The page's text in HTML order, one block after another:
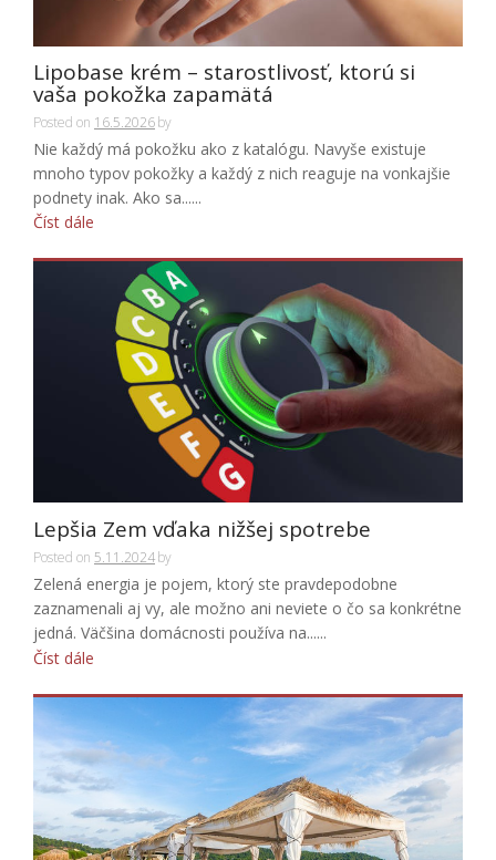
Lipobase krém – starostlivosť, ktorú si
vaša pokožka zapamätá
Posted on 16.5.2026by
Nie každý má pokožku ako z katalógu. Navyše existuje
mnoho typov pokožky a každý z nich reaguje na vonkajšie
podnety inak. Ako sa......
Číst dále
Lepšia Zem vďaka nižšej spotrebe
Posted on 5.11.2024by
Zelená energia je pojem, ktorý ste pravdepodobne
zaznamenali aj vy, ale možno ani neviete o čo sa konkrétne
jedná. Väčšina domácnosti používa na......
Číst dále